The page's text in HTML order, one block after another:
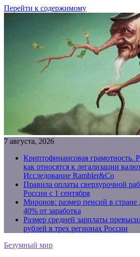
Перейти к содержимому
7 августа, 2026
Криптофинансовая грамотность.
как относятся к легализации
Исследование Rambler&Co
Правила оплаты сверхурочной
России с 1 сентября
Миронов: размер пенсий в
40% от заработка
Размер средней зарплаты
рублей в трех регионах России
Безумный мир